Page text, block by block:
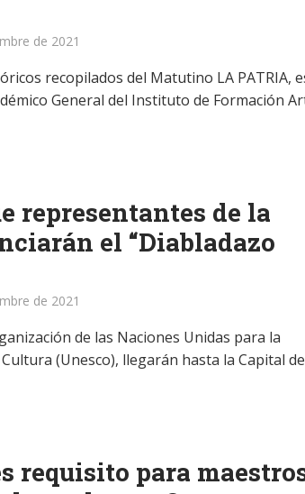
de 2021
recopilados del Matutino LA PATRIA,
General del Instituto de Formación
representantes de la
el “Diabladazo
de 2021
de las Naciones Unidas para la
Cultura (Unesco), llegarán hasta la Capital
requisito para